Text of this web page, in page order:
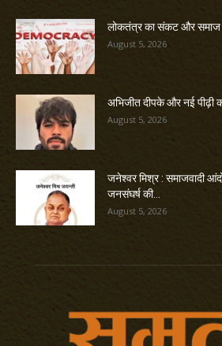
लोकतंत्र का संकट और समाज
August 5, 2026
अभिजीत दीपके और नई पीढ़ी
August 5, 2026
जनेश्वर मिश्र : समाजवादी
जनसंघर्ष की...
August 5, 2026